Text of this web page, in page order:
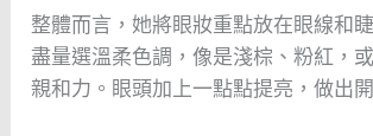
整體而言，她將眼妝重點放在眼線和
盡量選溫柔色調，像是淺棕、粉紅，
親和力。眼頭加上一點點提亮，做出